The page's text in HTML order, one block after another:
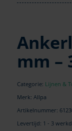
mm –
Categorie: Lijnen &
Merk: Allpa
Artikelnummer:
Levertijd: 1 - 3